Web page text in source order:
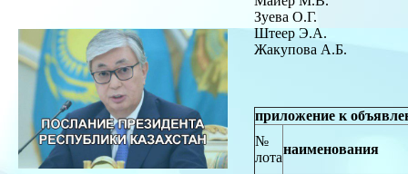
Зуева О.Г.
Штеер
Жакупова А.Б.
приложение к
№
лота
наименования